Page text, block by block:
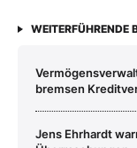
WEITERFÜHRENDE
bremsen
Jens Ehrhardt